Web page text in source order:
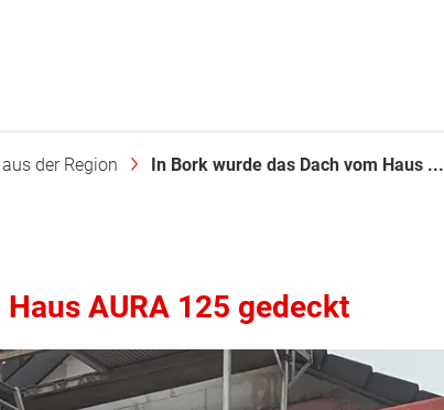
der Region In Bork wurde das Dach vom Haus ...
AURA 125 gedeckt